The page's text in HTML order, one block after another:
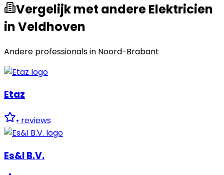
Vergelijk met andere Elektricien
in Veldhoven
Andere professionals in Noord-Brabant
Etaz
• reviews
Es&I B.V.